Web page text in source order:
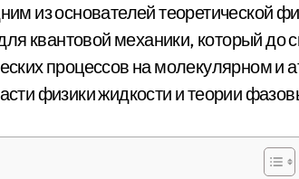
из основателей теоретической
квантовой механики, который до
процессов на молекулярном и
физики жидкости и теории